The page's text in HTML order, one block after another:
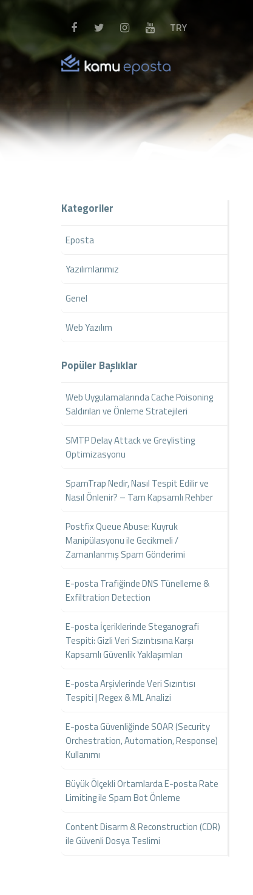
TRY
Kategoriler
Eposta
Yazılımlarımız
Genel
Web Yazılım
Popüler Başlıklar
Web Uygulamalarında Cache Poisoning
Saldırıları ve Önleme Stratejileri
SMTP Delay Attack ve Greylisting
Optimizasyonu
SpamTrap Nedir, Nasıl Tespit Edilir ve
Nasıl Önlenir? – Tam Kapsamlı Rehber
Postfix Queue Abuse: Kuyruk
Manipülasyonu ile Gecikmeli /
Zamanlanmış Spam Gönderimi
E-posta Trafiğinde DNS Tünelleme &
Exfiltration Detection
E-posta İçeriklerinde Steganografi
Tespiti: Gizli Veri Sızıntısına Karşı
Kapsamlı Güvenlik Yaklaşımları
E-posta Arşivlerinde Veri Sızıntısı
Tespiti | Regex & ML Analizi
E-posta Güvenliğinde SOAR (Security
Orchestration, Automation, Response)
Kullanımı
Büyük Ölçekli Ortamlarda E-posta Rate
Limiting ile Spam Bot Önleme
Content Disarm & Reconstruction (CDR)
ile Güvenli Dosya Teslimi